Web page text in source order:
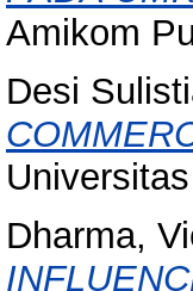
Amikom
Desi
Dharma,